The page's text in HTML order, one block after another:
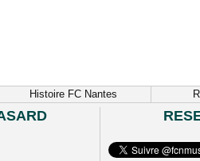
Histoire FC Nantes